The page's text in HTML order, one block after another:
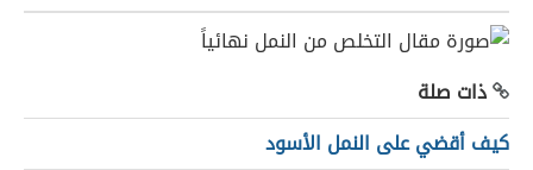
ذات صلة
كيف أقضي على النمل الأسود